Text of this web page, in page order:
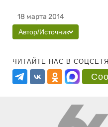
18 марта 2014
Автор/Источник
ЧИТАЙТЕ НАС В